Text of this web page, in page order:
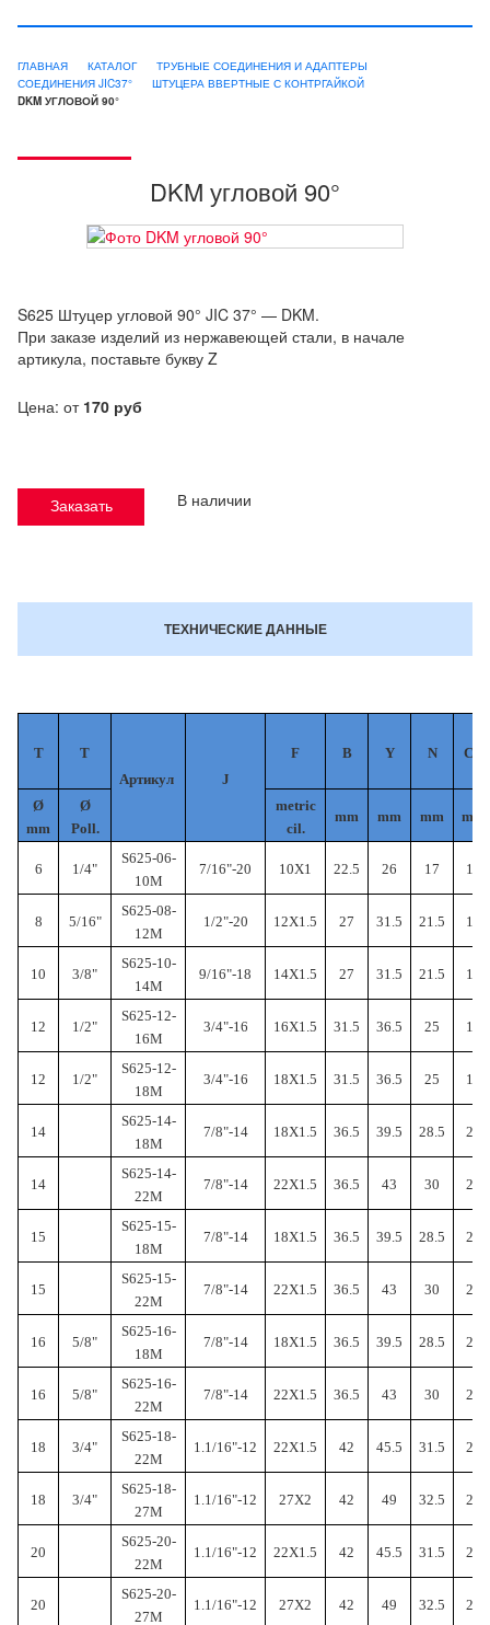
ГЛАВНАЯ КАТАЛОГ
ТРУБНЫЕ СОЕДИНЕНИЯ И АДАПТЕРЫ
СОЕДИНЕНИЯ JIC37°
ШТУЦЕРА ВВЕРТНЫЕ С КОНТРГАЙКОЙ
DKM УГЛОВОЙ 90°
DKM угловой 90°
S625 Штуцер угловой 90° JIC 37° — DKM.
При заказе изделий из нержавеющей стали, в начале
артикула, поставьте букву Z
Цена: от 170 руб
Заказать В наличии
ТЕХНИЧЕСКИЕ ДАННЫЕ
T
T
Артикул
J
F B Y N CH
Ø
mm
Ø
Poll.
metric
cil.
mm mm mm mm
6 1/4"
S625-06-
10М
7/16"-20 10X1 22.5 26 17 12
8 5/16"
S625-08-
12M
1/2"-20 12X1.5 27 31.5 21.5 14
10 3/8"
S625-10-
14М
9/16"-18 14X1.5 27 31.5 21.5 14
12 1/2"
S625-12-
16М
3/4"-16 16X1.5 31.5 36.5 25 19
12 1/2"
S625-12-
18М
3/4"-16 18X1.5 31.5 36.5 25 19
14
S625-14-
18М
7/8"-14 18X1.5 36.5 39.5 28.5 22
14
S625-14-
22М
7/8"-14 22X1.5 36.5 43 30 22
15
S625-15-
18М
7/8"-14 18X1.5 36.5 39.5 28.5 22
15
S625-15-
22М
7/8"-14 22X1.5 36.5 43 30 22
16 5/8"
S625-16-
18М
7/8"-14 18X1.5 36.5 39.5 28.5 22
16 5/8"
S625-16-
22М
7/8"-14 22X1.5 36.5 43 30 22
18 3/4"
S625-18-
22М
1.1/16"-12 22X1.5 42 45.5 31.5 27
18 3/4"
S625-18-
27М
1.1/16"-12 27X2 42 49 32.5 27
20
S625-20-
22M
1.1/16"-12 22X1.5 42 45.5 31.5 27
20
S625-20-
27M
1.1/16"-12 27X2 42 49 32.5 27